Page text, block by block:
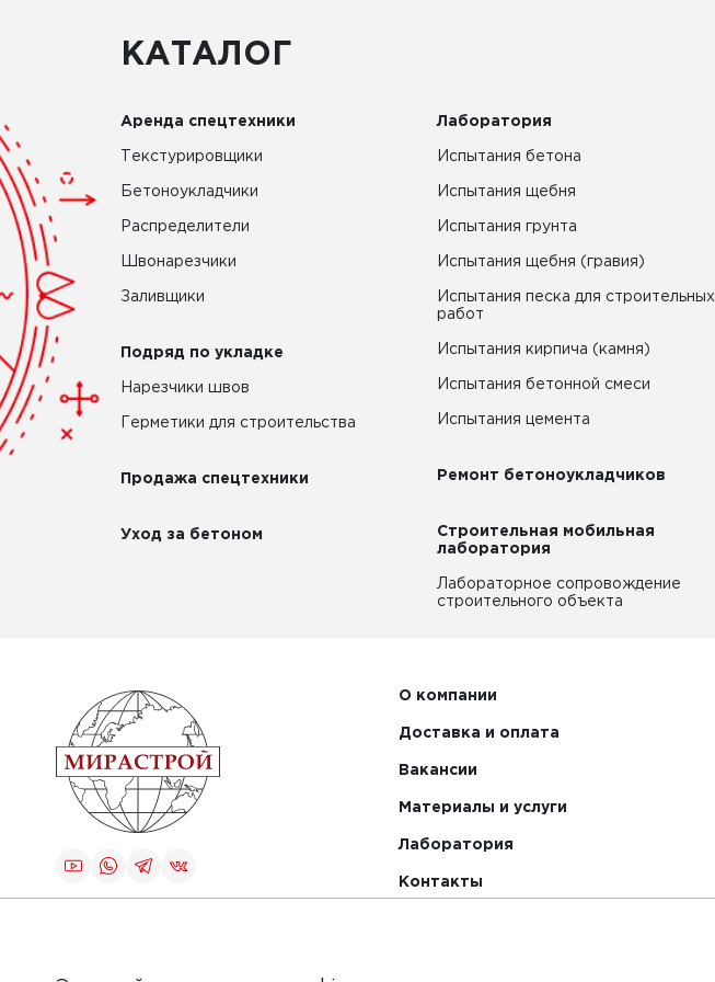
КАТАЛОГ
Аренда спецтехники
Текстурировщики
Бетоноукладчики
Распределители
Швонарезчики
Заливщики
Подряд по укладке
Нарезчики швов
Герметики для строительства
Продажа спецтехники
Уход за бетоном
Лаборатория
Испытания бетона
Испытания щебня
Испытания грунта
Испытания щебня (гравия)
Испытания песка для строительных
работ
Испытания кирпича (камня)
Испытания бетонной смеси
Испытания цемента
Ремонт бетоноукладчиков
Строительная мобильная
лаборатория
Лабораторное сопровождение
строительного объекта
О компании
Доставка и оплата
Вакансии
Материалы и услуги
Лаборатория
Контакты